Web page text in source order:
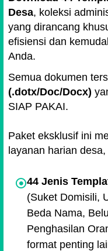
Desa, koleksi
yang dirancang
efisiensi dan
Anda.
Semua dokumen
(.dotx/Doc/Docx)
SIAP PAKAI.
Paket eksklusif ini
layanan harian
44 Jenis
(Suket Domisili,
Beda Nama,
Penghasilan
format penting